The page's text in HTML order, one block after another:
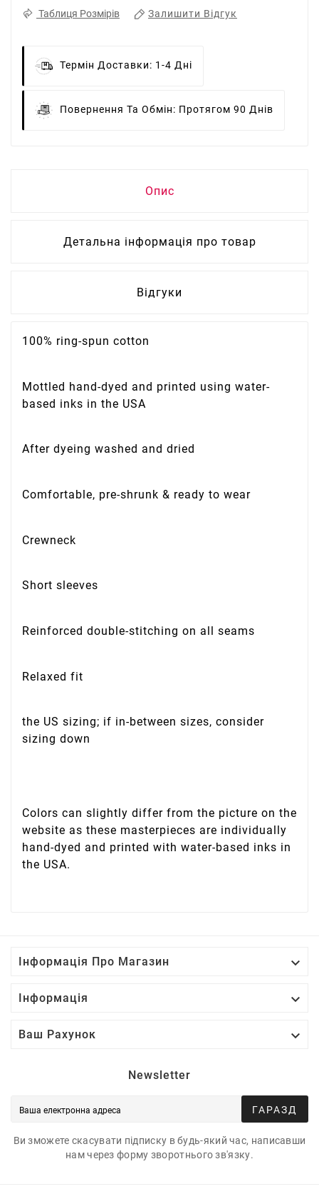
Таблиця Розмірів Залишити Відгук
Термін Доставки: 1-4 Дні
Повернення Та Обмін: Протягом 90 Днів
Опис
Детальна інформація про товар
Відгуки
100% ring-spun cotton
Mottled hand-dyed and printed using water-
based inks in the USA
After dyeing washed and dried
Comfortable, pre-shrunk & ready to wear
Crewneck
Short sleeves
Reinforced double-stitching on all seams
Relaxed fit
the US sizing; if in-between sizes, consider
sizing down
Colors can slightly differ from the picture on the
website as these masterpieces are individually
hand-dyed and printed with water-based inks in
the USA.
Інформація Про Магазин 
Інформація 
Ваш Рахунок 
Newsletter
ГАРАЗД
Ви зможете скасувати підписку в будь-який час, написавши
нам через форму зворотнього зв'язку.